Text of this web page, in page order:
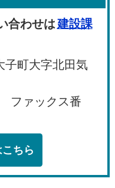
合わせは建設課
町大字北田気
ファックス番
ちら